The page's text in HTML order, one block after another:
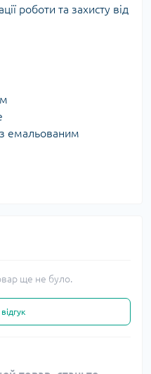
роботи та захисту від
емальованим
ще не було.